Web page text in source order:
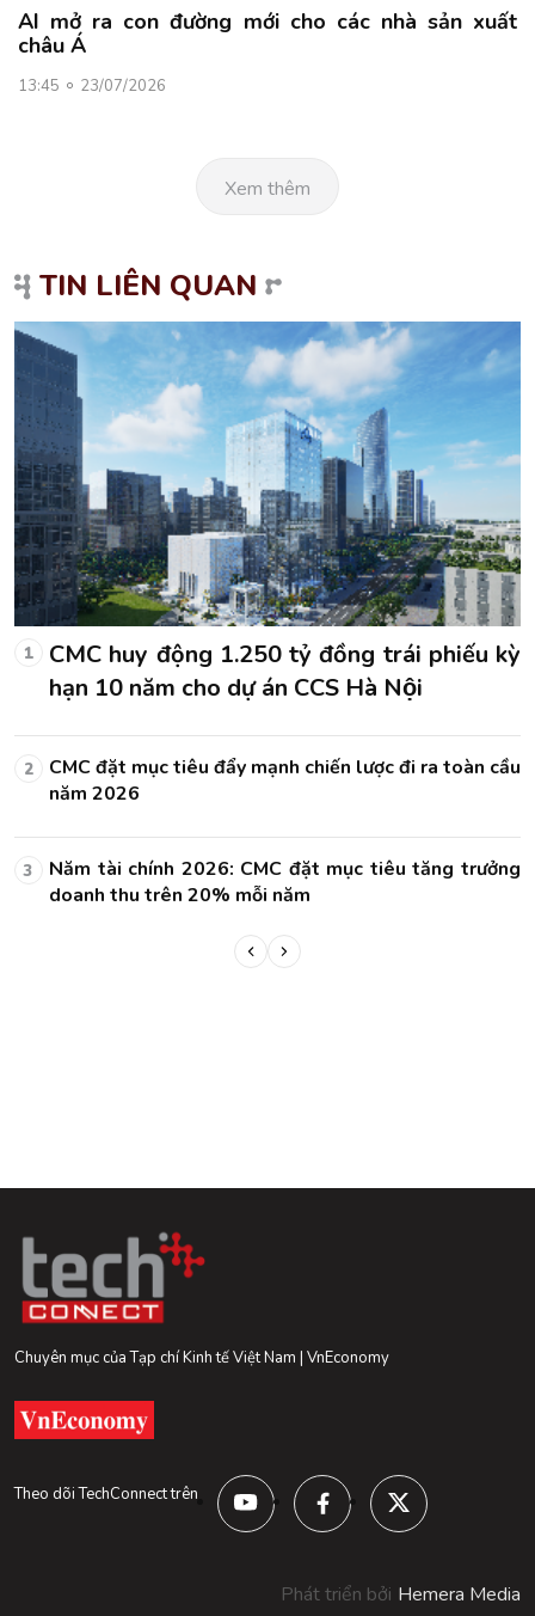
AI mở ra con đường mới cho các nhà sản xuất
châu Á
13:45 23/07/2026
Xem thêm
TIN LIÊN QUAN
1
CMC huy động 1.250 tỷ đồng trái phiếu kỳ
hạn 10 năm cho dự án CCS Hà Nội
2
CMC đặt mục tiêu đẩy mạnh chiến lược đi ra toàn cầu
năm 2026
3
Năm tài chính 2026: CMC đặt mục tiêu tăng trưởng
doanh thu trên 20% mỗi năm
Chuyên mục của Tạp chí Kinh tế Việt Nam | VnEconomy
Theo dõi TechConnect trên
Phát triển bởi Hemera Media